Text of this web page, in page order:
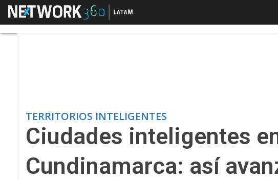
Menú Ciudades inteligentes en
TERRITORIOS INTELIGENTES
Ciudades inteligentes
Cundinamarca: así